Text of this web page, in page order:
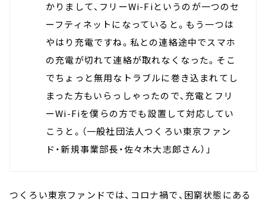
かりまして、フリーWi-Fiというのが一つのセ
ーフティネットになっていると。もう一つは
やはり充電ですね。私との連絡途中でスマホ
の充電が切れて連絡が取れなくなった。そこ
でちょっと無用なトラブルに巻き込まれてし
まった方もいらっしゃったので、充電とフリ
ーWi-Fiを僕らの方でも設置して対応してい
こうと。（一般社団法人つくろい東京ファン
ド・新規事業部長・佐々木大志郎さん）」
つくろい東京ファンドでは、コロナ禍で、困窮状態にある